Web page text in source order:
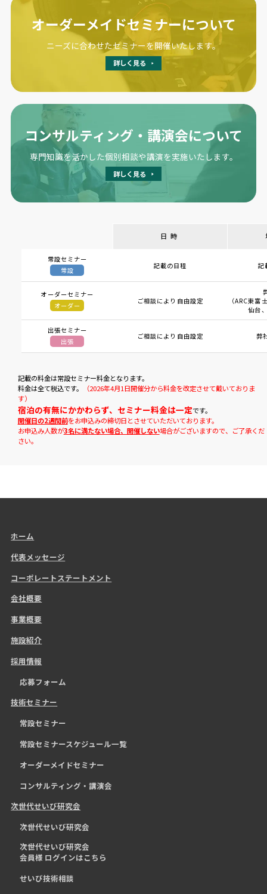
オーダーメイドセミナーについて
ニーズに合わせたセミナーを開催いたします。
詳しく見る
コンサルティング・講演会について
専門知識を活かした個別相談や講演を実施いたします。
詳しく見る
日時
常設セミナー
常設
記載の日程 記
オーダーセミナー
オーダー
ご相談により自由設定
（ARC東富
仙台
出張セミナー
出張
ご相談により自由設定 弊
記載の料金は常設セミナー料金となります。
料金は全て税込です。
（2026年4月1日開催分から料金を改定させて戴いておりま
す）
宿泊の有無にかかわらず、セミナー料金は一定です。
開催日の2週間前をお申込みの締切日とさせていただいております。
お申込み人数が3名に満たない場合、開催しない場合がございますので、ご了承くだ
さい。
ホーム
代表メッセージ
コーポレートステートメント
会社概要
事業概要
施設紹介
採用情報
応募フォーム
技術セミナー
常設セミナー
常設セミナースケジュール一覧
オーダーメイドセミナー
コンサルティング・講演会
次世代せいび研究会
次世代せいび研究会
次世代せいび研究会
会員様 ログインはこちら
せいび技術相談